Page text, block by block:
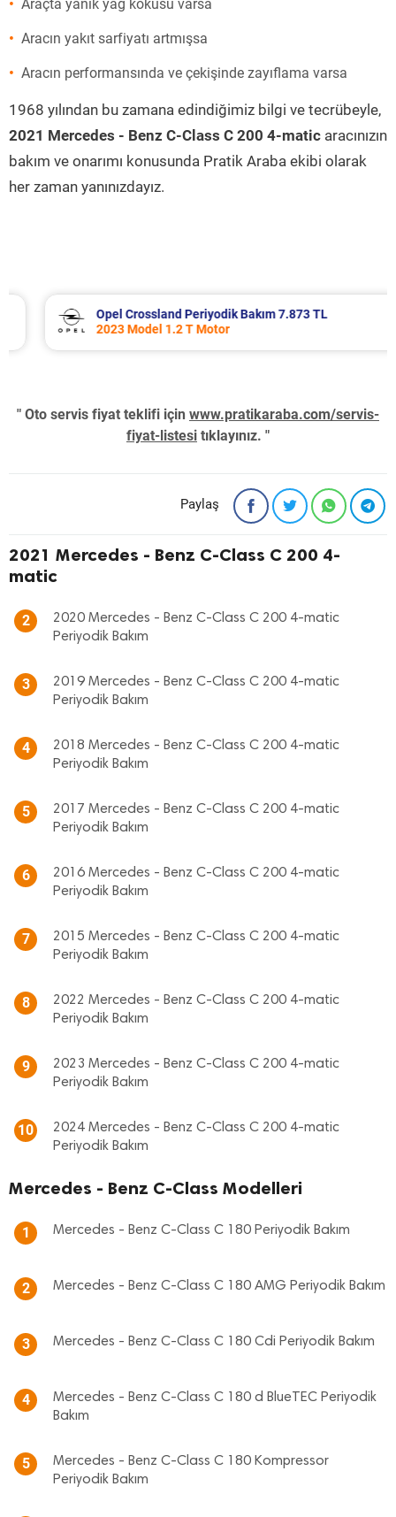
Araçta yanık yağ kokusu varsa
Aracın yakıt sarfiyatı artmışsa
Aracın performansında ve çekişinde zayıflama varsa
1968 yılından bu zamana edindiğimiz bilgi ve tecrübeyle,
2021 Mercedes - Benz C-Class C 200 4-matic aracınızın
bakım ve onarımı konusunda Pratik Araba ekibi olarak
her zaman yanınızdayız.
Opel Crossland Periyodik Bakım 7.873 TL
2023 Model 1.2 T Motor
" Oto servis fiyat teklifi için www.pratikaraba.com/servis-
fiyat-listesi tıklayınız. "
Paylaş
2021 Mercedes - Benz C-Class C 200 4-
matic
2
2020 Mercedes - Benz C-Class C 200 4-matic
Periyodik Bakım
3
2019 Mercedes - Benz C-Class C 200 4-matic
Periyodik Bakım
4
2018 Mercedes - Benz C-Class C 200 4-matic
Periyodik Bakım
5
2017 Mercedes - Benz C-Class C 200 4-matic
Periyodik Bakım
6
2016 Mercedes - Benz C-Class C 200 4-matic
Periyodik Bakım
7
2015 Mercedes - Benz C-Class C 200 4-matic
Periyodik Bakım
8
2022 Mercedes - Benz C-Class C 200 4-matic
Periyodik Bakım
9
2023 Mercedes - Benz C-Class C 200 4-matic
Periyodik Bakım
10
2024 Mercedes - Benz C-Class C 200 4-matic
Periyodik Bakım
Mercedes - Benz C-Class Modelleri
1 Mercedes - Benz C-Class C 180 Periyodik Bakım
2 Mercedes - Benz C-Class C 180 AMG Periyodik Bakım
3 Mercedes - Benz C-Class C 180 Cdi Periyodik Bakım
4
Mercedes - Benz C-Class C 180 d BlueTEC Periyodik
Bakım
5
Mercedes - Benz C-Class C 180 Kompressor
Periyodik Bakım